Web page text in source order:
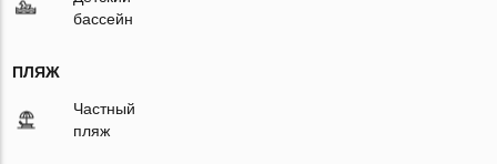
бассейн
ПЛЯЖ
Частный
пляж